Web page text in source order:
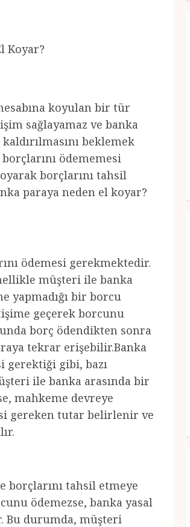
Koyar?
koyulan bir tür
sağlayamaz ve banka
beklemek
ödememesi
borçlarını tahsil
paraya neden el koyar?
ödemesi gerekmektedir.
müşteri ile banka
yapmadığı bir borcu
geçerek borcunu
borç ödendikten sonra
tekrar erişebilir.Banka
gerektiği gibi, bazı
ile banka arasında bir
mahkeme devreye
gereken tutar belirlenir ve
tahsil etmeye
ödemezse, banka yasal
Bu durumda, müşteri